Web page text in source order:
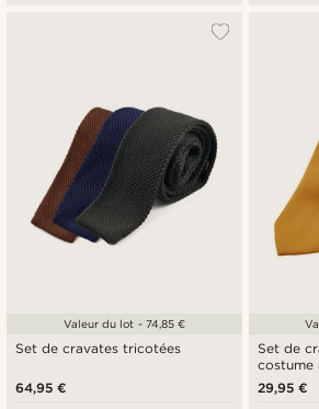
Set de cravates tricotées
64,95 €
Valeur du lot - 74,85 €
Set de
costume
29,95 €